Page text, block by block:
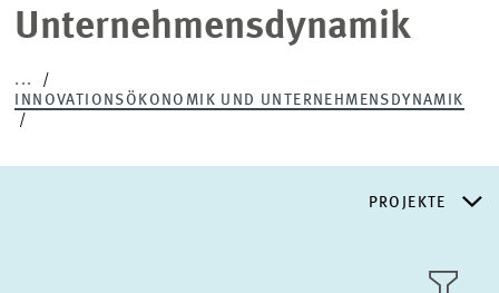
Unternehmensdynamik
...
INNOVATIONSÖKONOMIK UND UNTERNEHMENSDYNAMIK
PROJEKTE
FORSCHUNGSSCHWERPUNKTE